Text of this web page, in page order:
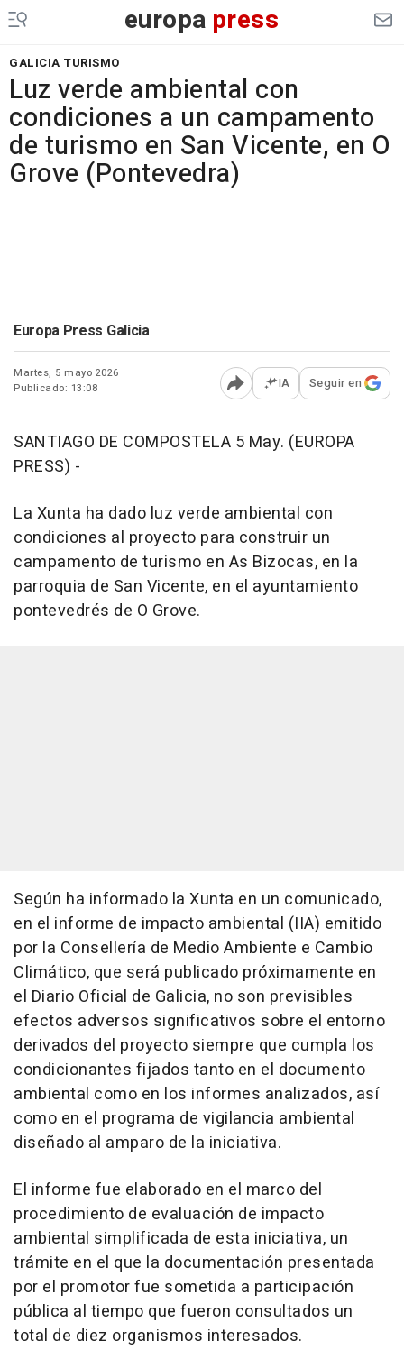
europa press
GALICIA TURISMO
Luz verde ambiental con
condiciones a un campamento
de turismo en San Vicente, en O
Grove (Pontevedra)
Europa Press Galicia
Martes, 5 mayo 2026
Publicado: 13:08
Abrir opciones para
IA Seguir en
SANTIAGO DE COMPOSTELA 5 May. (EUROPA
PRESS) -
La Xunta ha dado luz verde ambiental con
condiciones al proyecto para construir un
campamento de turismo en As Bizocas, en la
parroquia de San Vicente, en el ayuntamiento
pontevedrés de O Grove.
Según ha informado la Xunta en un comunicado,
en el informe de impacto ambiental (IIA) emitido
por la Consellería de Medio Ambiente e Cambio
Climático, que será publicado próximamente en
el Diario Oficial de Galicia, no son previsibles
efectos adversos significativos sobre el entorno
derivados del proyecto siempre que cumpla los
condicionantes fijados tanto en el documento
ambiental como en los informes analizados, así
como en el programa de vigilancia ambiental
diseñado al amparo de la iniciativa.
El informe fue elaborado en el marco del
procedimiento de evaluación de impacto
ambiental simplificada de esta iniciativa, un
trámite en el que la documentación presentada
por el promotor fue sometida a participación
pública al tiempo que fueron consultados un
total de diez organismos interesados.